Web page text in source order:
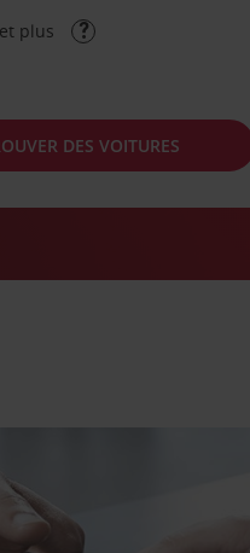
plus
DES VOITURES